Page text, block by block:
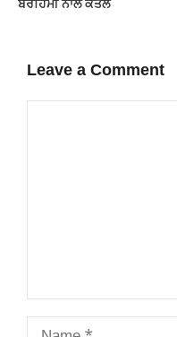
ਬੇਰਹਿਮੀ ਨਾਲ ਕਤਲ
Leave a Comment
Name